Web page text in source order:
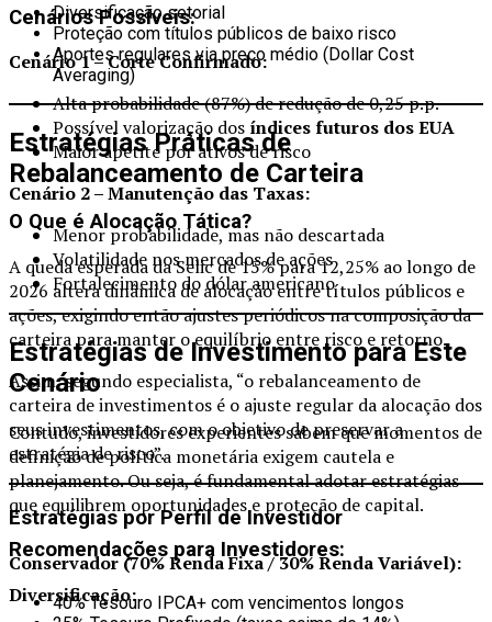
Cenários Possíveis:
Cenário 1 – Corte Confirmado:
Alta probabilidade (87%) de redução de 0,25 p.p.
Possível valorização dos índices futuros dos EUA
Maior apetite por ativos de risco
Cenário 2 – Manutenção das Taxas:
Menor probabilidade, mas não descartada
Volatilidade nos mercados de ações
Fortalecimento do dólar americano
Estratégias de Investimento para Este
Cenário
Contudo, investidores experientes sabem que momentos de
definição de política monetária exigem cautela e
planejamento. Ou seja, é fundamental adotar estratégias
que equilibrem oportunidades e proteção de capital.
Recomendações para Investidores:
Diversificação:
Diversificação setorial
Proteção com títulos públicos de baixo risco
Aportes regulares via preço médio (Dollar Cost
Averaging)
Estratégias Práticas de
Rebalanceamento de Carteira
O Que é Alocação Tática?
A queda esperada da Selic de 15% para 12,25% ao longo de
2026 altera dinâmica de alocação entre títulos públicos e
ações, exigindo então ajustes periódicos na composição da
carteira para manter o equilíbrio entre risco e retorno.
Assim, segundo especialista, “o rebalanceamento de
carteira de investimentos é o ajuste regular da alocação dos
seus investimentos, com o objetivo de preservar a
estratégia de risco”.
Estratégias por Perfil de Investidor
Conservador (70% Renda Fixa / 30% Renda Variável):
40% Tesouro IPCA+ com vencimentos longos